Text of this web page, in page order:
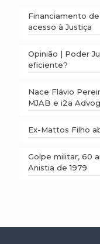
Financiamento
acesso à Justiça
Opinião | Poder
eficiente?
Nace Flávio
MJAB e i2a
Ex-Mattos Filho
Golpe militar, 60
Anistia de 1979